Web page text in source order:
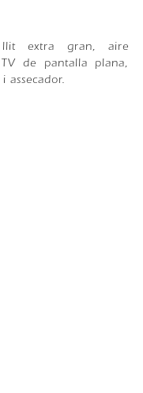
llit extra gran, aire
de pantalla plana,
assecador.